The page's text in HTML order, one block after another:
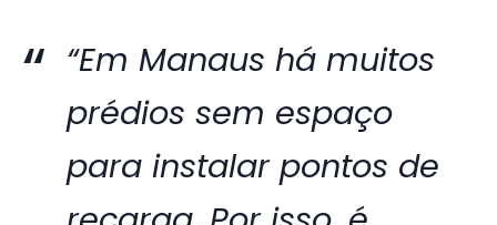
“Em Manaus há muitos
prédios sem espaço
para instalar pontos de